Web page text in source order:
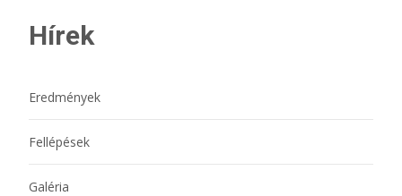
Hírek
Eredmények
Fellépések
Galéria